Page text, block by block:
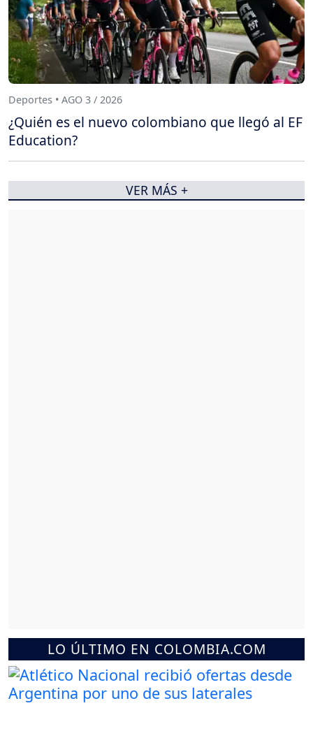
LO ÚLTIMO EN COLOMBIA.COM
Deportes • AGO 3 / 2026
¿Quién es el nuevo colombiano que llegó al EF
Education?
VER MÁS +